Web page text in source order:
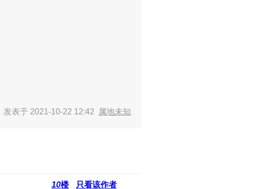
发表于 2021-10-22 12:42 属地未知
10楼 只看该作者